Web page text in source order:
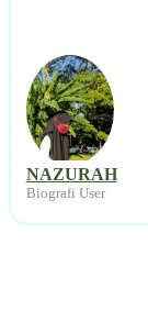
NAZURAH
Biografi User